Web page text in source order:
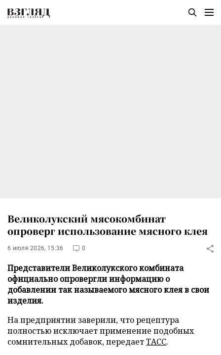
Великолукский мясокомбинат
опроверг использование мясного клея
6 июля 2026, 15:36 0
Представители Великолукского комбината
официально опровергли информацию о
добавлении так называемого мясного клея в свои
изделия.
На предприятии заверили, что рецептура
полностью исключает применение подобных
сомнительных добавок, передаетТАСС.